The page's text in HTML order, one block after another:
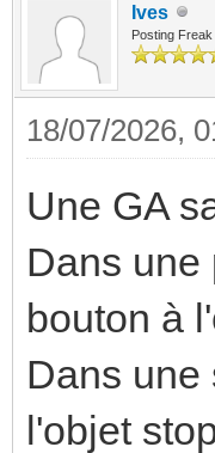
Ives
Posting Freak
18/07/2026,
Une GA
Dans une
bouton à
Dans une
l'objet